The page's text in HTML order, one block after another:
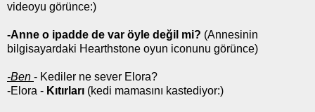
videoyu görünce:)
-Anne o ipadde de var öyle değil mi? (Annesinin
bilgisayardaki Hearthstone oyun iconunu görünce)
-Ben - Kediler ne sever Elora?
-Elora - Kıtırları (kedi mamasını kastediyor:)